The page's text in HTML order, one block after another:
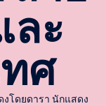
ละ
ศ
งโดยดารา นักแสดง